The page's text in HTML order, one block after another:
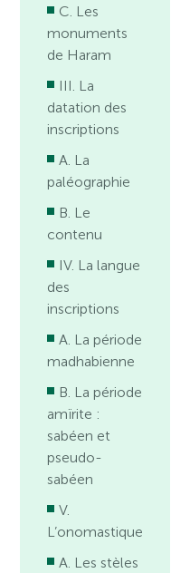
C. Les
monuments
de Haram
III. La
datation des
inscriptions
A. La
paléographie
B. Le
contenu
IV. La langue
des
inscriptions
A. La période
madhabienne
B. La période
amïrite :
sabéen et
pseudo-
sabéen
V.
L’onomastique
A. Les stèles